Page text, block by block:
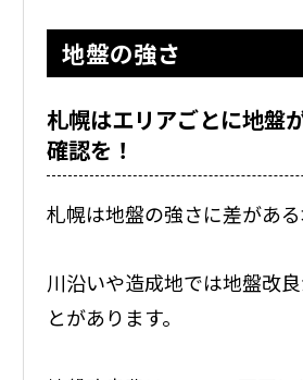
地盤の強さ
札幌はエリアごとに地盤
確認を！
札幌は地盤の強さに差がある
川沿いや造成地では地盤改
とがあります。